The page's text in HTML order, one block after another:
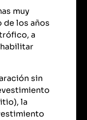
muy
de los años
a
sin
la